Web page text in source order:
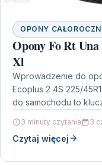
OPONY
Opony Fo Rt
Xl
Wprowadzenie do
Ecoplus 2 4S 225/
do samochodu to
3 minuty czytania 3
Czytaj więcej